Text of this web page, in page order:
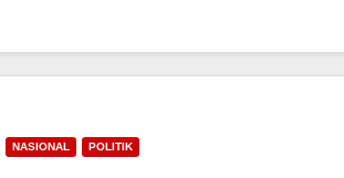
NASIONAL POLITIK